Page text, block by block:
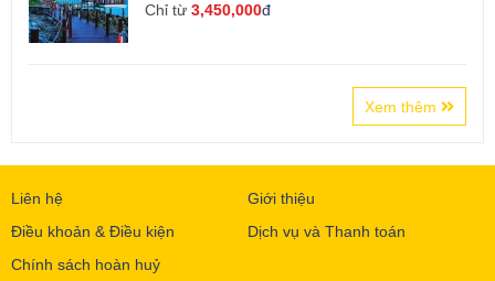
Chỉ từ 3,450,000đ
Xem thêm
Liên hệ
Giới thiệu
Điều khoản & Điều kiện
Dịch vụ và Thanh toán
Chính sách hoàn huỷ